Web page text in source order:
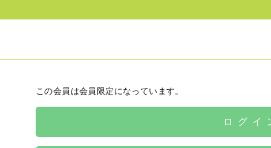
この会員は会員限定になっています。
ログイ